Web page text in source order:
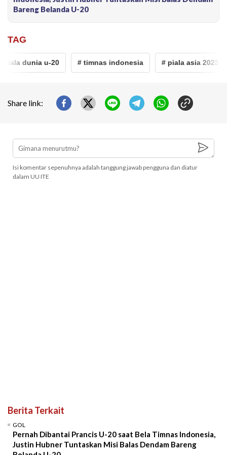
Bareng Belanda U-20
TAG
dunia u-20 # timnas indonesia # piala asia 2023
Share link:
Isi komentar sepenuhnya adalah tanggung jawab pengguna dan diatur
dalam UU ITE
Berita Terkait
GOL
Pernah Dibantai Prancis U-20 saat Bela Timnas Indonesia,
Justin Hubner Tuntaskan Misi Balas Dendam Bareng